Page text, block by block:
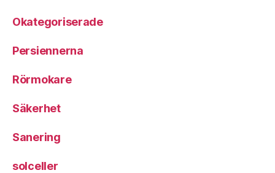
Okategoriserade
Persiennerna
Rörmokare
Säkerhet
Sanering
solceller